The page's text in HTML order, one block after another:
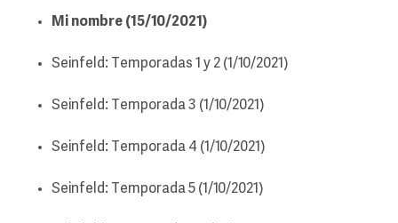
Mi nombre (15/10/2021)
Seinfeld: Temporadas 1 y 2 (1/10/2021)
Seinfeld: Temporada 3 (1/10/2021)
Seinfeld: Temporada 4 (1/10/2021)
Seinfeld: Temporada 5 (1/10/2021)